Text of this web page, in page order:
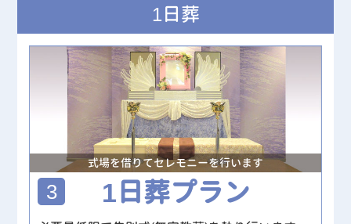
1日葬
式場を借りてセレモニーを行います
3 1日葬プラン